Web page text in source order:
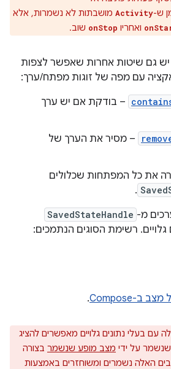
ש-Activity מושבתות לא נשמרות, אלא
ואחריו onStop שוב.
יש גם שיטות אחרות שאפשר לצפות
עם מפה של זוגות מפתח/ערך:
– בודקת אם יש ערך
– מסיר את הערך של
את כל המפתחות שכלולים
.
מ- SavedStateHandle
רשימת הסוגים הנתמכים:
.
עם בעלי נתונים גלויים מאפשרים להציג
על ידי מצב מופע שנשמר בצורה
האלה נשמרים ומשוחזרים באמצעות